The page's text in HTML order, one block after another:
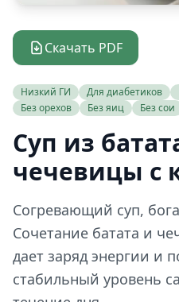
Скачать PDF
Низкий ГИ Для диабетиков
Без орехов
Без яиц Без сои
Суп из
чечевицы с
Согревающий суп,
Сочетание батата и
дает заряд энергии и
стабильный уровень